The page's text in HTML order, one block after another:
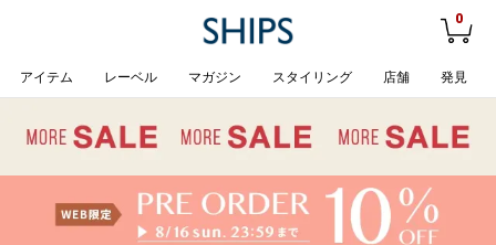
0
アイテム レーベル マガジン スタイリング 店舗 発見